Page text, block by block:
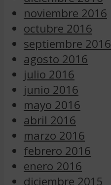
noviembre 2016
octubre 2016
septiembre 2016
agosto 2016
julio 2016
junio 2016
mayo 2016
abril 2016
marzo 2016
febrero 2016
enero 2016
diciembre 2015